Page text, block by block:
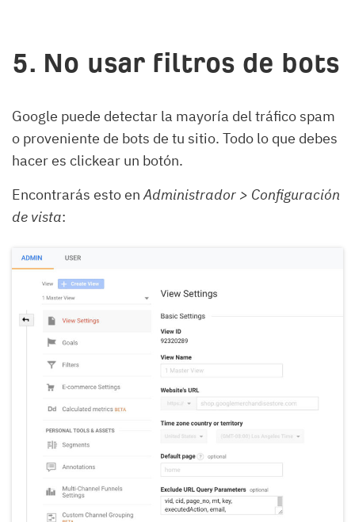
5. No usar filtros de bots
Google puede detectar la mayoría del tráfico spam
o proveniente de bots de tu sitio. Todo lo que debes
hacer es clickear un botón.
Encontrarás esto enAdministrador > Configuración
de vista: